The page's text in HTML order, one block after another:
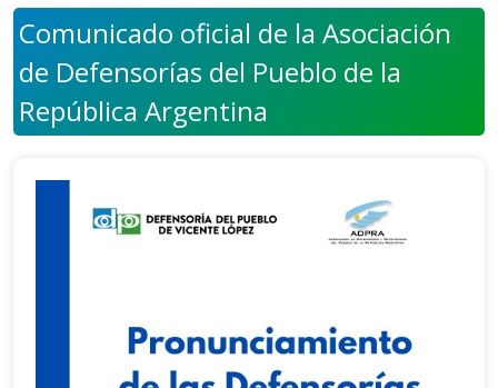
Comunicado oficial de la Asociación
de Defensorías del Pueblo de la
República Argentina